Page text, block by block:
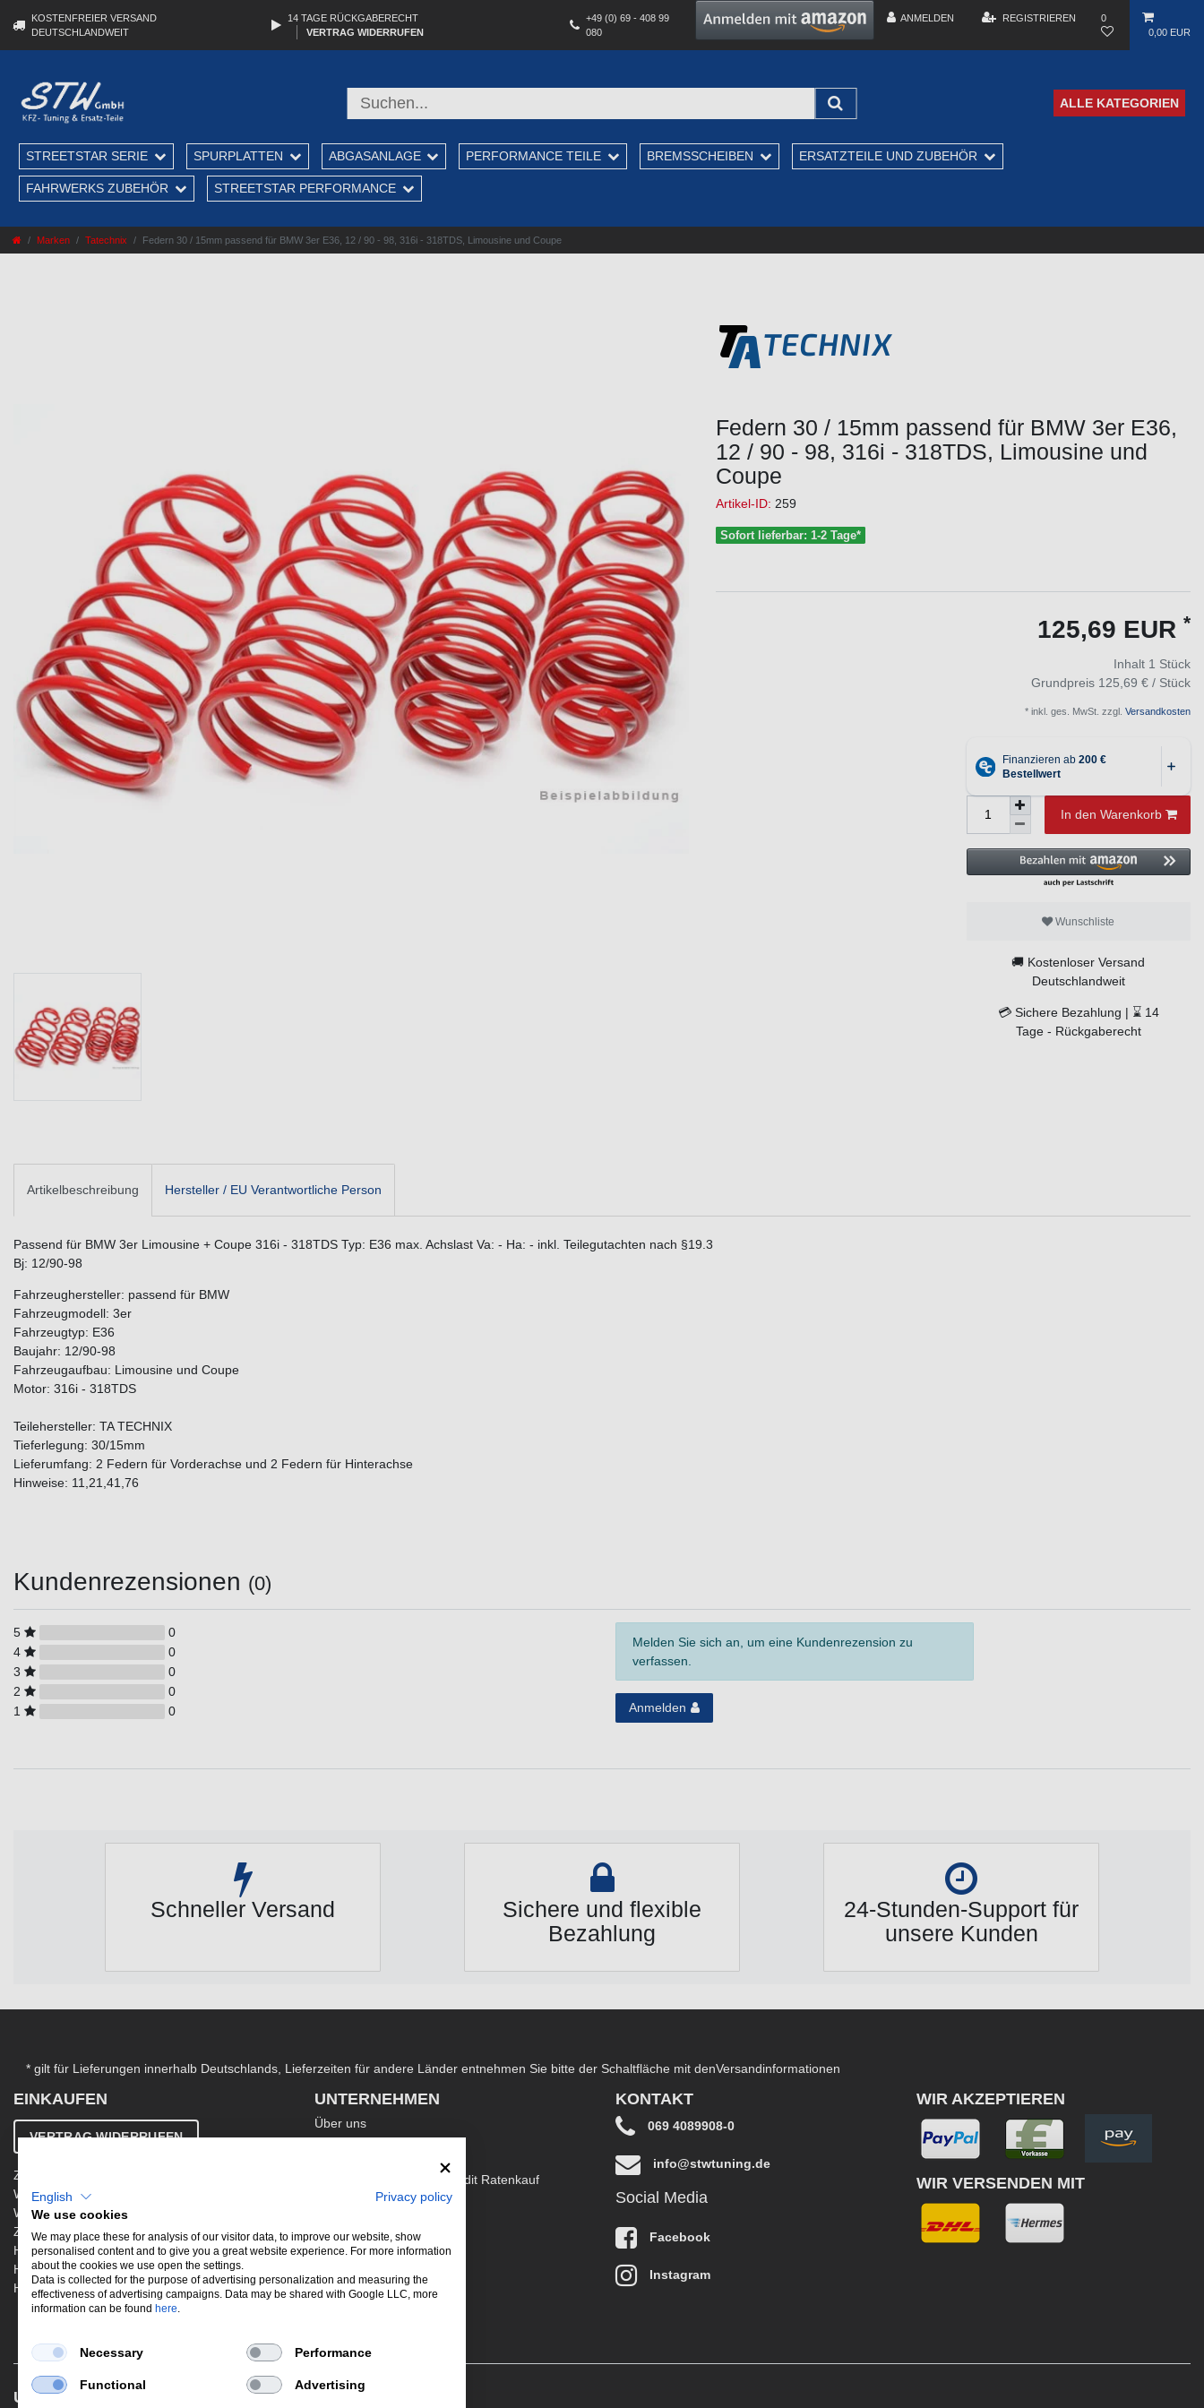
KOSTENFREIER VERSAND
DEUTSCHLANDWEIT
14 TAGE RÜCKGABERECHT
VERTRAG WIDERRUFEN
+49 (0) 69 - 408 99
080
ANMELDEN REGISTRIEREN
0
0,00 EUR
ALLE KATEGORIEN
STREETSTAR SERIE SPURPLATTEN ABGASANLAGE PERFORMANCE TEILE BREMSSCHEIBEN ERSATZTEILE UND ZUBEHÖR
FAHRWERKS ZUBEHÖR STREETSTAR PERFORMANCE
Marken Tatechnix Federn 30 / 15mm passend für BMW 3er E36, 12 / 90 - 98, 316i - 318TDS, Limousine und Coupe
Federn 30 / 15mm passend für BMW 3er E36,
12 / 90 - 98, 316i - 318TDS, Limousine und
Coupe
Artikel-ID: 259
Sofort lieferbar: 1-2 Tage*
125,69 EUR *
Inhalt 1 Stück
Grundpreis 125,69 € / Stück
* inkl. ges. MwSt. zzgl. Versandkosten
In den Warenkorb
Wunschliste
🚚 Kostenloser Versand
Deutschlandweit
💳 Sichere Bezahlung | ⌛ 14
Tage - Rückgaberecht
Artikelbeschreibung Hersteller / EU Verantwortliche Person
Passend für BMW 3er Limousine + Coupe 316i - 318TDS Typ: E36 max. Achslast Va: - Ha: - inkl. Teilegutachten nach §19.3
Bj: 12/90-98
Fahrzeughersteller: passend für BMW
Fahrzeugmodell: 3er
Fahrzeugtyp: E36
Baujahr: 12/90-98
Fahrzeugaufbau: Limousine und Coupe
Motor: 316i - 318TDS
Teilehersteller: TA TECHNIX
Tieferlegung: 30/15mm
Lieferumfang: 2 Federn für Vorderachse und 2 Federn für Hinterachse
Hinweise: 11,21,41,76
Kundenrezensionen (0)
5
0
4
0
3
0
2
0
1
0
Melden Sie sich an, um eine Kundenrezension zu
verfassen.
Anmelden
Schneller Versand
Sichere und flexible
Bezahlung
24-Stunden-Support für
unsere Kunden
* gilt für Lieferungen innerhalb Deutschlands, Lieferzeiten für andere Länder entnehmen Sie bitte der Schaltfläche mit denVersandinformationen
EINKAUFEN
VERTRAG WIDERRUFEN
Zahlung & Versand
Widerrufsbelehrung
Warenkorb
Zur Kasse
Hinweis zur Altölentsorgung
Hinweis zur Batterieentsorgung
Händler werden
UNTERNEHMEN
Über uns
Kontakt
Ergänzende AGB EasyCredit Ratenkauf
Datenschutzerklärung
Jobs
Newsletter
KONTAKT
069 4089908-0
info@stwtuning.de
Social Media
Facebook
Instagram
WIR AKZEPTIEREN
WIR VERSENDEN MIT
UNSERE BELIEBTESTEN PRODUKTE
English
Privacy policy
We use cookies
We may place these for analysis of our visitor data, to improve our website, show
personalised content and to give you a great website experience. For more information
about the cookies we use open the settings.
Data is collected for the purpose of advertising personalization and measuring the
effectiveness of advertising campaigns. Data may be shared with Google LLC, more
information can be found here.
Necessary Performance
Functional Advertising